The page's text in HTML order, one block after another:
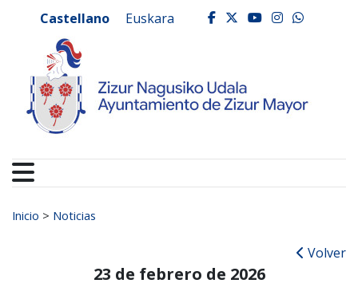
Ayuntamiento de
Castellano Euskara facebook
twitter
youtube
Buscar:
Inicio > Noticias
Volver
23 de febrero de 2026